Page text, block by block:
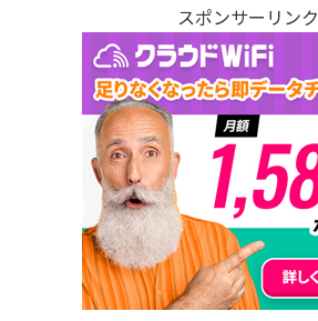
スポンサーリンク